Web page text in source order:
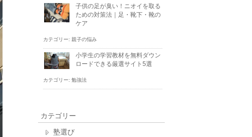
子供の足が臭い！ニオイを取る
ための対策法｜足・靴下・靴の
ケア
カテゴリー: 親子の悩み
小学生の学習教材を無料ダウン
ロードできる厳選サイト5選
カテゴリー: 勉強法
カテゴリー
塾選び